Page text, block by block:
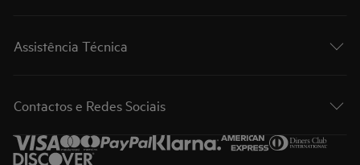
Assistência Técnica
Contactos e Redes Sociais